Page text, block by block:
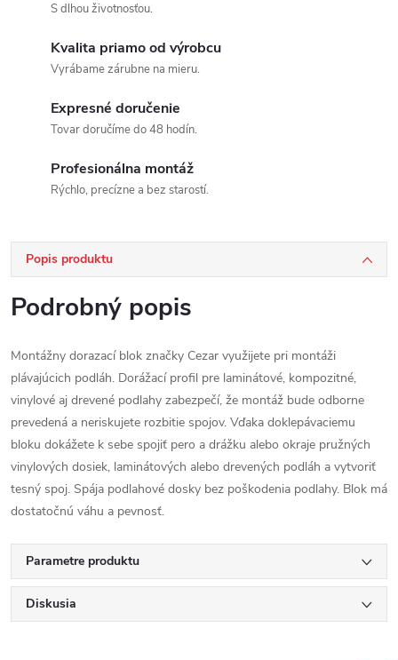
S dlhou životnosťou.
Kvalita priamo od výrobcu
Vyrábame zárubne na mieru.
Expresné doručenie
Tovar doručíme do 48 hodín.
Profesionálna montáž
Rýchlo, precízne a bez starostí.
Popis produktu
Podrobný popis
Montážny dorazací blok značky Cezar využijete pri montáži
plávajúcich podláh. Dorážací profil pre laminátové, kompozitné,
vinylové aj drevené podlahy zabezpečí, že montáž bude odborne
prevedená a neriskujete rozbitie spojov. Vďaka doklepávaciemu
bloku dokážete k sebe spojiť pero a drážku alebo okraje pružných
vinylových dosiek, laminátových alebo drevených podláh a vytvoriť
tesný spoj. Spája podlahové dosky bez poškodenia podlahy. Blok má
dostatočnú váhu a pevnosť.
Parametre produktu
Diskusia